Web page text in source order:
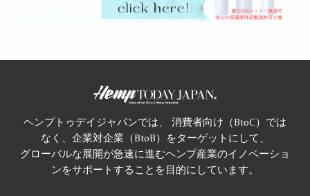
ヘンプトゥデイジャパンでは、 消費者向け（BtoC）では
なく、企業対企業（BtoB）をターゲットにして、
グローバルな展開が急速に進むヘンプ産業のイノベーショ
ンをサポートすることを目的にしています。